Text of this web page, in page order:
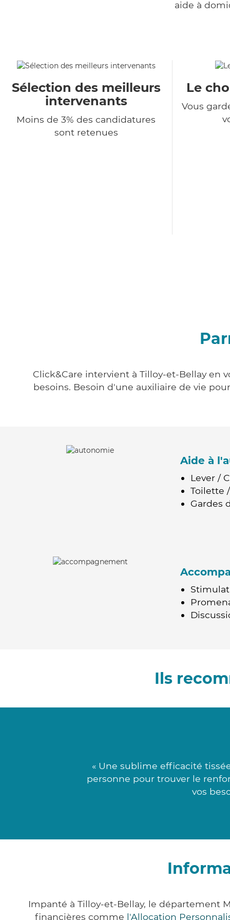
aide à
Sélection des meilleurs
intervenants
Moins de 3% des candidatures
sont retenues
Le
Vous
Click&Care intervient à Tilloy-et-Bellay en
besoins. Besoin d'une auxiliaire de vie
Aide à
Lever /
Toilette
Gardes
Ils
« Une sublime efficacité
personne pour trouver le
vos
Impanté à Tilloy-et-Bellay, le département
financières comme l'Allocation